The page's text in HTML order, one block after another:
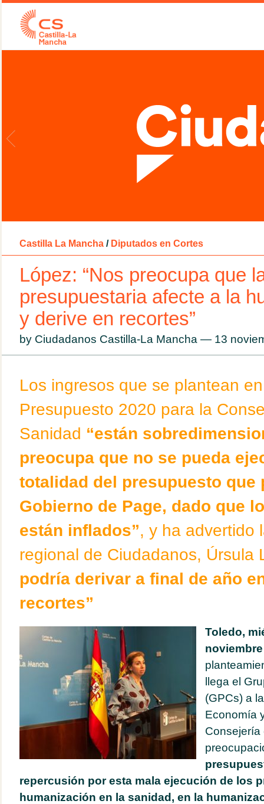
Castilla La Mancha / Diputados en Cortes
López: “Nos preocupa que
presupuestaria afecte a la
y derive en recortes”
by Ciudadanos Castilla-La Mancha — 13
Los ingresos que se plantean
Presupuesto 2020 para la
Sanidad “están
preocupa que no se pueda
totalidad del presupuesto que
Gobierno de Page, dado que
están inflados”, y ha advertido
regional de Ciudadanos, Úrsula
podría derivar a final de año
recortes”
Toledo,
llega el
(GPCs) a
Economía
Consejería
repercusión por esta mala ejecución de los
humanización en la sanidad, en la